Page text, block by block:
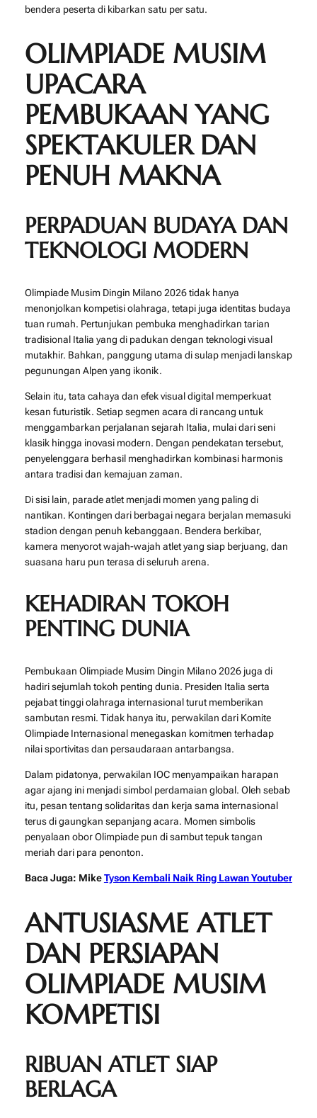
bendera peserta di kibarkan satu per satu.
OLIMPIADE MUSIM
UPACARA
PEMBUKAAN YANG
SPEKTAKULER DAN
PENUH MAKNA
PERPADUAN BUDAYA DAN
TEKNOLOGI MODERN
Olimpiade Musim Dingin Milano 2026 tidak hanya
menonjolkan kompetisi olahraga, tetapi juga identitas budaya
tuan rumah. Pertunjukan pembuka menghadirkan tarian
tradisional Italia yang di padukan dengan teknologi visual
mutakhir. Bahkan, panggung utama di sulap menjadi lanskap
pegunungan Alpen yang ikonik.
Selain itu, tata cahaya dan efek visual digital memperkuat
kesan futuristik. Setiap segmen acara di rancang untuk
menggambarkan perjalanan sejarah Italia, mulai dari seni
klasik hingga inovasi modern. Dengan pendekatan tersebut,
penyelenggara berhasil menghadirkan kombinasi harmonis
antara tradisi dan kemajuan zaman.
Di sisi lain, parade atlet menjadi momen yang paling di
nantikan. Kontingen dari berbagai negara berjalan memasuki
stadion dengan penuh kebanggaan. Bendera berkibar,
kamera menyorot wajah-wajah atlet yang siap berjuang, dan
suasana haru pun terasa di seluruh arena.
KEHADIRAN TOKOH
PENTING DUNIA
Pembukaan Olimpiade Musim Dingin Milano 2026 juga di
hadiri sejumlah tokoh penting dunia. Presiden Italia serta
pejabat tinggi olahraga internasional turut memberikan
sambutan resmi. Tidak hanya itu, perwakilan dari Komite
Olimpiade Internasionalmenegaskan komitmen terhadap
nilai sportivitas dan persaudaraan antarbangsa.
Dalam pidatonya, perwakilan IOC menyampaikan harapan
agar ajang ini menjadi simbol perdamaian global. Oleh sebab
itu, pesan tentang solidaritas dan kerja sama internasional
terus di gaungkan sepanjang acara. Momen simbolis
penyalaan obor Olimpiade pun di sambut tepuk tangan
meriah dari para penonton.
Baca Juga: MikeTyson Kembali Naik Ring Lawan Youtuber
ANTUSIASME ATLET
DAN PERSIAPAN
OLIMPIADE MUSIM
KOMPETISI
RIBUAN ATLET SIAP
BERLAGA